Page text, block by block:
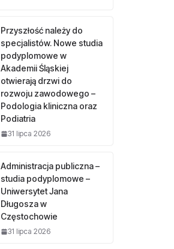
Przyszłość należy do
specjalistów. Nowe studia
podyplomowe w
Akademii Śląskiej
otwierają drzwi do
rozwoju zawodowego –
Podologia kliniczna oraz
Podiatria
31 lipca 2026
Administracja publiczna –
studia podyplomowe –
Uniwersytet Jana
Długosza w
Częstochowie
31 lipca 2026